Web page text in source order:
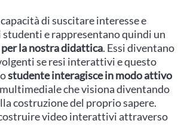
di suscitare interesse e
e rappresentano quindi un
la nostra didattica. Essi diventano
se resi interattivi e questo
studente interagisce in modo attivo
che visiona diventando
costruzione del proprio sapere.
video interattivi attraverso